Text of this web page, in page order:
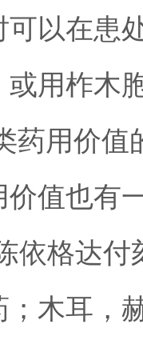
以在患
用柞木
药用价值
值也有
依格达
木耳，